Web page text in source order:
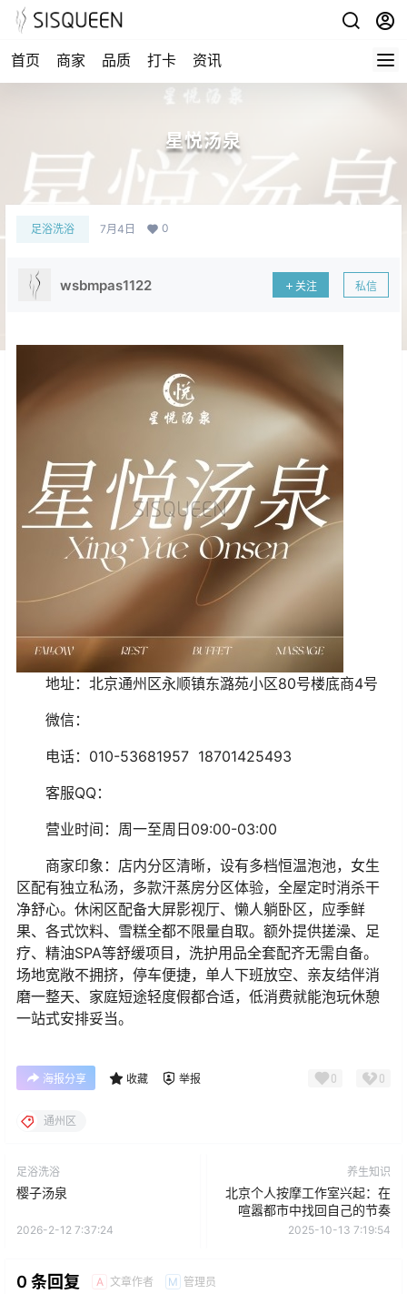
首页 商家 品质 打卡 资讯
星悦汤泉
足浴洗浴 7月4日 0
wsbmpas1122 关注 私信
地址：北京通州区永顺镇东潞苑小区80号楼底商4号
微信：
电话：010-53681957 18701425493
客服QQ：
营业时间： 周一至周日 09:00-03:00
商家印象： 店内分区清晰，设有多档恒温泡池，女生
区配有独立私汤，多款汗蒸房分区体验，全屋定时消杀干
净舒心。休闲区配备大屏影视厅、懒人躺卧区，应季鲜
果、各式饮料、雪糕全都不限量自取。额外提供搓澡、足
疗、精油SPA等舒缓项目，洗护用品全套配齐无需自备。
场地宽敞不拥挤，停车便捷，单人下班放空、亲友结伴消
磨一整天、家庭短途轻度假都合适，低消费就能泡玩休憩
一站式安排妥当。
海报分享 收藏 举报 0 0
通州区
足浴洗浴
樱子汤泉
2026-2-12 7:37:24
养生知识
北京个人按摩工作室兴起：在
喧嚣都市中找回自己的节奏
2025-10-13 7:19:54
0 条回复 A 文章作者 M 管理员